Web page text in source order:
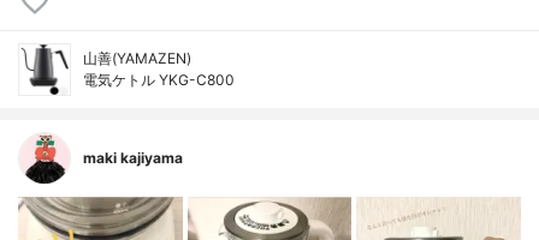
山善(YAMAZEN)
電気ケトル YKG-C800
maki kajiyama